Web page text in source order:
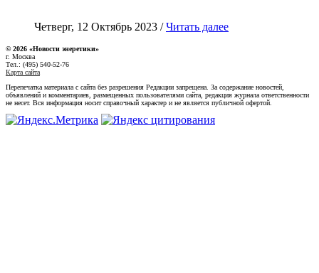
Четверг, 12 Октябрь 2023 /Читать далее
© 2026 «Новости энеретики»
г. Москва
Тел.: (495) 540-52-76
Карта сайта
Перепечатка материала с сайта без разрешения Редакции запрещена. За содержание новостей,
объявлений и комментариев, размещенных пользователями сайта, редакция журнала ответственности
не несет. Вся информация носит справочный характер и не является публичной офертой.